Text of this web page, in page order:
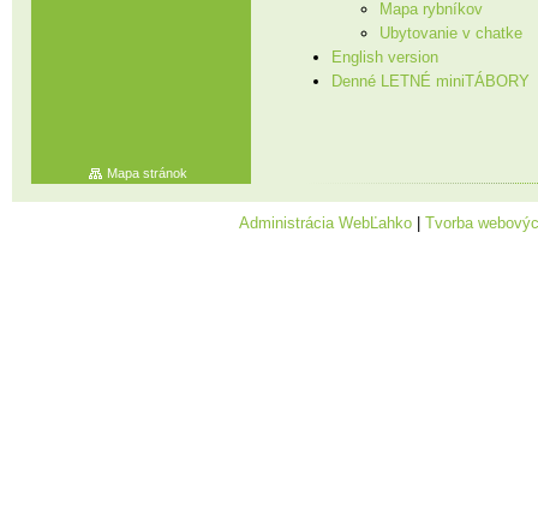
Mapa rybníkov
Ubytovanie v chatke
English version
Denné LETNÉ miniTÁBORY
Mapa stránok
Administrácia WebĽahko| Tvorba